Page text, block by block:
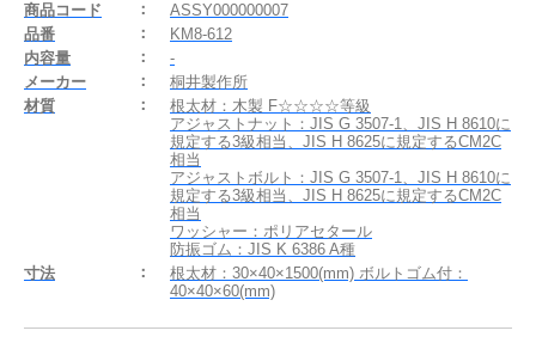
商品コード
ASSY000000007
品番
KM8-612
内容量
-
メーカー
桐井製作所
材質
根太材：木製 F☆☆☆☆等級
アジャストナット：JIS G 3507-1、JIS H 8610に
規定する3級相当、JIS H 8625に規定するCM2C
相当
アジャストボルト：JIS G 3507-1、JIS H 8610に
規定する3級相当、JIS H 8625に規定するCM2C
相当
ワッシャー：ポリアセタール
防振ゴム：JIS K 6386 A種
寸法
根太材：30×40×1500(mm) ボルトゴム付：
40×40×60(mm)